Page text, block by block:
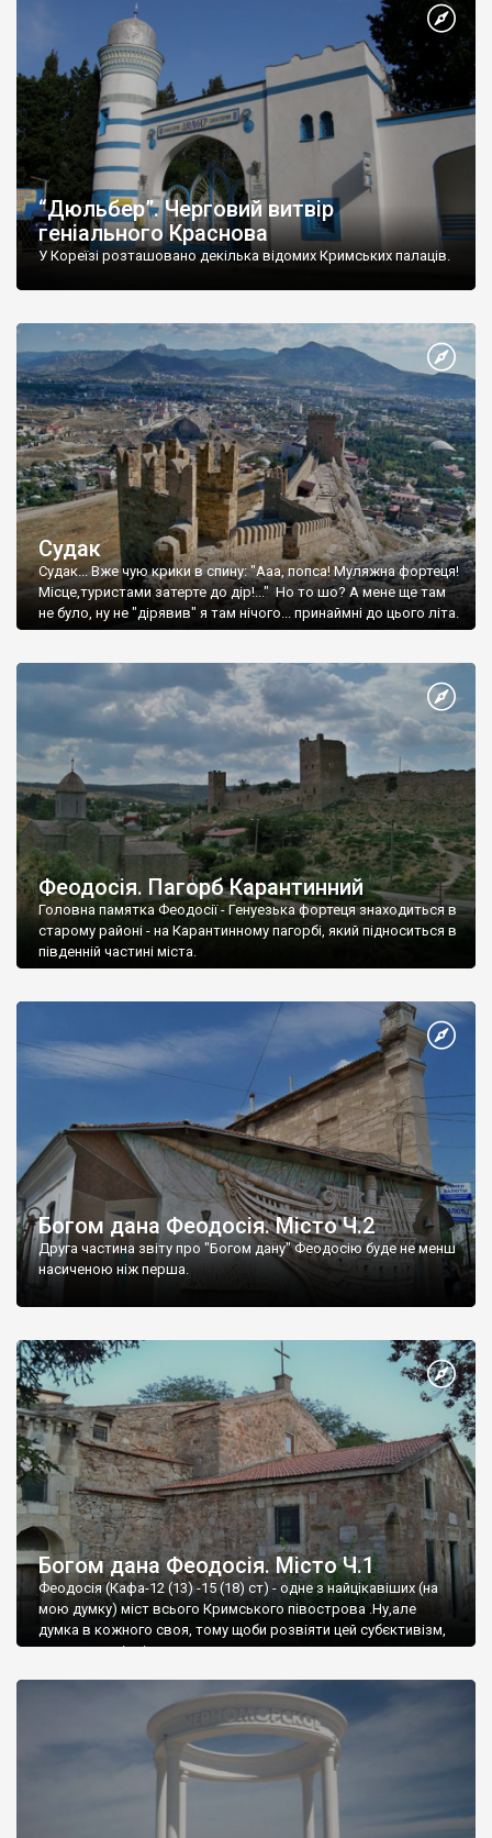
“Дюльбер”. Черговий витвір
геніального Краснова
У Кореїзі розташовано декілька відомих Кримських палаців.
Судак
Судак... Вже чую крики в спину: "Ааа, попса! Муляжна фортеця!
Місце,туристами затерте до дір!..." Но то шо? А мене ще там
не було, ну не "дірявив" я там нічого... принаймні до цього літа.
Феодосія. Пагорб Карантинний
Головна памятка Феодосії - Генуезька фортеця знаходиться в
старому районі - на Карантинному пагорбі, який підноситься в
південній частині міста.
Богом дана Феодосія. Місто Ч.2
Друга частина звіту про "Богом дану" Феодосію буде не менш
насиченою ніж перша.
Богом дана Феодосія. Місто Ч.1
Феодосія (Кафа-12 (13) -15 (18) ст) - одне з найцікавіших (на
мою думку) міст всього Кримського півострова .Ну,але
думка в кожного своя, тому щоби розвіяти цей субєктивізм,
запрошую відвідати це